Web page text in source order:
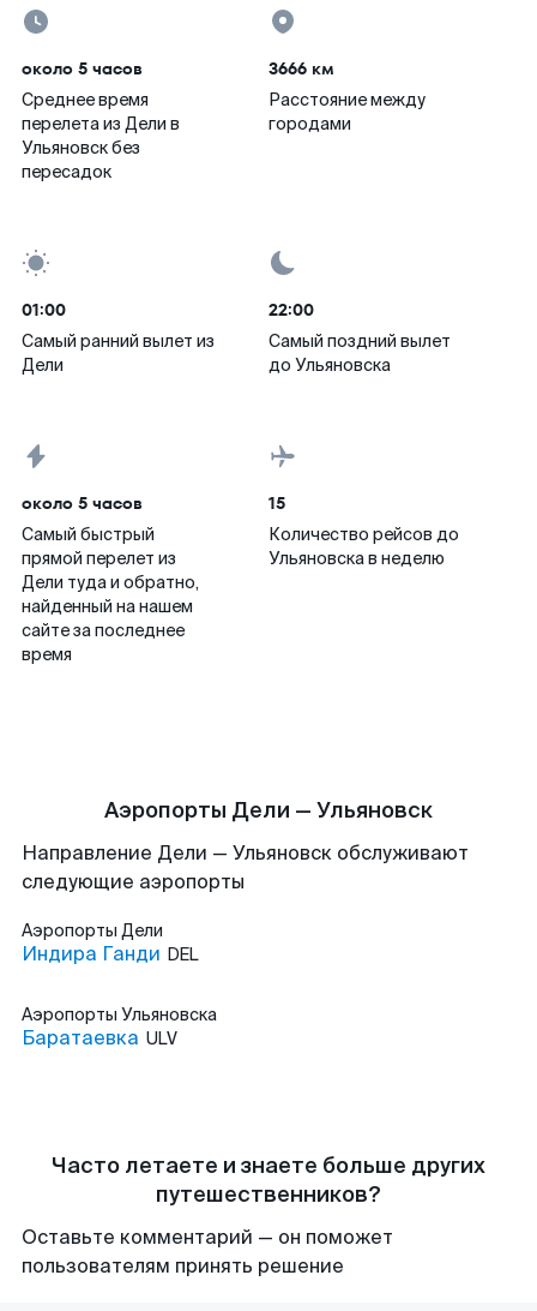
около 5 часов
Среднее время
перелета из Дели в
Ульяновск без
пересадок
3666 км
Расстояние между
городами
01:00
Самый ранний вылет из
Дели
22:00
Самый поздний вылет
до Ульяновска
около 5 часов
Самый быстрый
прямой перелет из
Дели туда и обратно,
найденный на нашем
сайте за последнее
время
15
Количество рейсов до
Ульяновска в неделю
Аэропорты Дели — Ульяновск
Направление Дели — Ульяновск обслуживают
следующие аэропорты
Аэропорты Дели
Индира Ганди DEL
Аэропорты Ульяновска
Баратаевка ULV
Часто летаете и знаете больше других
путешественников?
Оставьте комментарий — он поможет
пользователям принять решение